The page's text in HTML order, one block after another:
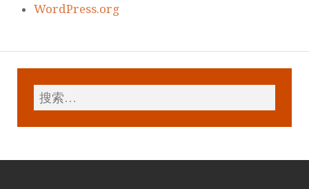
WordPress.org